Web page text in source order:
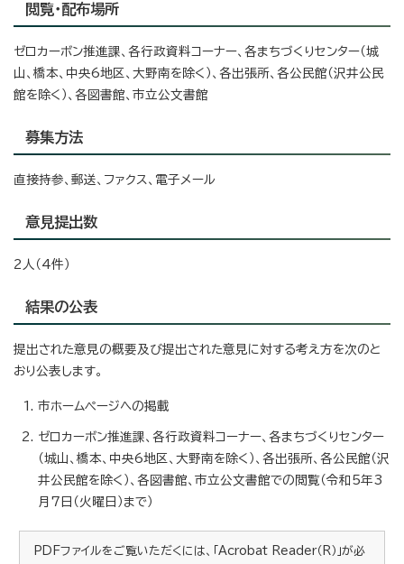
閲覧・配布場所
ゼロカーボン推進課、各行政資料コーナー、各まちづくりセンター（城
山、橋本、中央6地区、大野南を除く）、各出張所、各公民館（沢井公民
館を除く）、各図書館、市立公文書館
募集方法
直接持参、郵送、ファクス、電子メール
意見提出数
2人（4件）
結果の公表
提出された意見の概要及び提出された意見に対する考え方を次のと
おり公表します。
市ホームページへの掲載
ゼロカーボン推進課、各行政資料コーナー、各まちづくりセンター
（城山、橋本、中央6地区、大野南を除く）、各出張所、各公民館（沢
井公民館を除く）、各図書館、市立公文書館での閲覧（令和5年3
月7日（火曜日）まで）
PDFファイルをご覧いただくには、「Acrobat Reader（R）」が必